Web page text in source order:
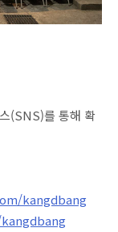
(SNS)를 통해 확
kangdbang